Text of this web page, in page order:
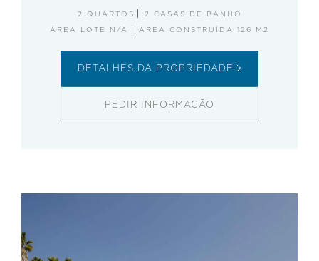
2 QUARTOS
2 CASAS DE BANHO
ÁREA LOTE N/A
ÁREA CONSTRUÍDA 126 M2
DETALHES DA PROPRIEDADE
PEDIR INFORMAÇÃO